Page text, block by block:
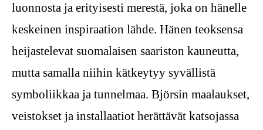
luonnosta ja erityisesti merestä, joka on hänelle
keskeinen inspiraation lähde. Hänen teoksensa
heijastelevat suomalaisen saariston kauneutta,
mutta samalla niihin kätkeytyy syvällistä
symboliikkaa ja tunnelmaa. Björsin maalaukset,
veistokset ja installaatiot herättävät katsojassa